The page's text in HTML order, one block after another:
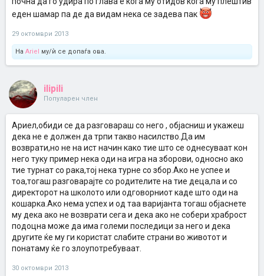
Тој и не ги сфаќа работите толку трагично каолку што ги сфаќам
јас, ама прашање е до кога. Мора да се реагира.
Многу сум загрижена, а не знам како да му помогнам. Секој совет
е добредојден.
еден шамар па де да видам нека се задева пак
29 октомври 2013
На Ariel му/ѝ се допаѓа ова.
ilipili
Популарен член
Ариел,обиди се да разговараш со него , објасниш и укажеш
дека не е должен да трпи такво насилство.Да им
возврати,но не на ист начин како тие што се однесуваат кон
него туку пример нека оди на игра на зборови, односно ако
тие турнат со рака,тој нека турне со збор.Ако не успее и
тоа,тогаш разговарајте со родителите на тие деца,па и со
директорот на школото или одговорниот каде што оди на
кошарка.Ако нема успех и од таа варијанта тогаш објаснете
му дека ако не возврати сега и дека ако не собери храброст
подоцна може да има големи последици за него и дека
другите ќе му ги користат слабите страни во животот и
понатаму ќе го злоупотребуваат.
30 октомври 2013